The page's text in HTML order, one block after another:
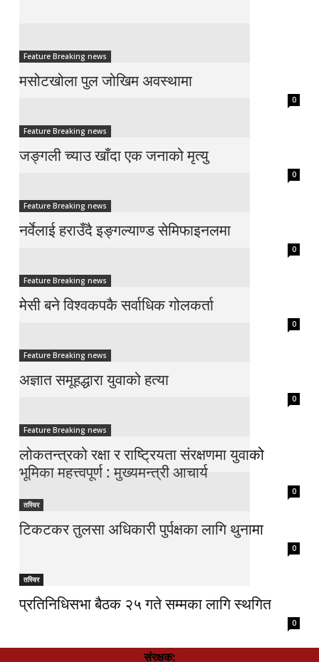
Feature Breaking news
मसोटखोला पुल जोखिम अवस्थामा
0
Feature Breaking news
जङ्गली च्याउ खाँदा एक जनाको मृत्यु
0
Feature Breaking news
नर्वेलाई हराउँदै इङ्गल्याण्ड सेमिफाइनलमा
0
Feature Breaking news
मेसी बने विश्वकपकै सर्वाधिक गोलकर्ता
0
Feature Breaking news
अज्ञात समूहद्धारा युवाको हत्या
0
Feature Breaking news
लोकतन्त्रको रक्षा र राष्ट्रियता संरक्षणमा युवाको
भूमिका महत्त्वपूर्ण : मुख्यमन्त्री आचार्य
0
तस्विर
टिकटकर तुलसा अधिकारी पुर्पक्षका लागि थुनामा
0
तस्विर
प्रतिनिधिसभा बैठक २५ गते सम्मका लागि स्थगित
0
संरक्षक: